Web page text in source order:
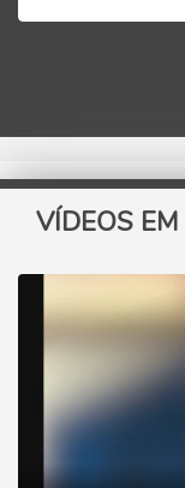
VÍDEOS EM